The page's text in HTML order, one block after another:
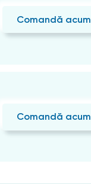
Comandă acum
Comandă acum